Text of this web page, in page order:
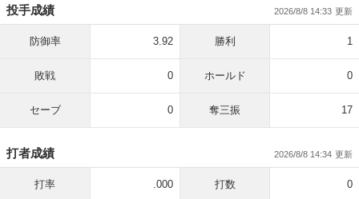
投手成績 2026/8/8 14:33
防御率 3.92 勝利 1
敗戦 0 ホールド 0
セーブ 0 奪三振 17
打者成績 2026/8/8 14:34
打率 .000 打数 0